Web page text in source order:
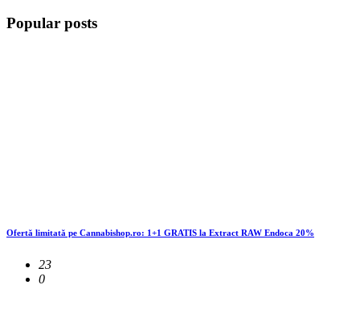
Popular posts
Ofertă limitată pe Cannabishop.ro: 1+1 GRATIS la Extract RAW Endoca 20%
23
0